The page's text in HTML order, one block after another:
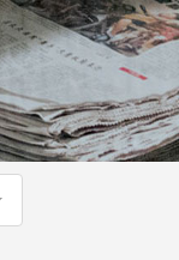
香港文匯報